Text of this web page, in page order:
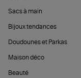
Sacs à main
Bijoux tendances
Doudounes et Parkas
Maison déco
Beauté